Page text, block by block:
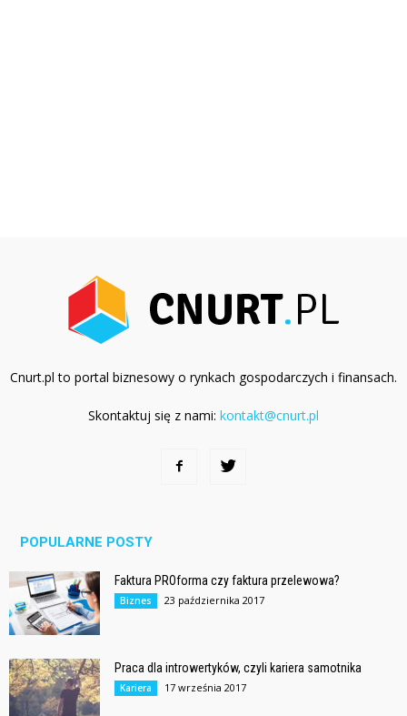
Cnurt.pl to portal biznesowy o rynkach gospodarczych i finansach.
Skontaktuj się z nami: kontakt@cnurt.pl
POPULARNE POSTY
Faktura PROforma czy faktura przelewowa?
Biznes 23 października 2017
Praca dla introwertyków, czyli kariera samotnika
Kariera 17 września 2017